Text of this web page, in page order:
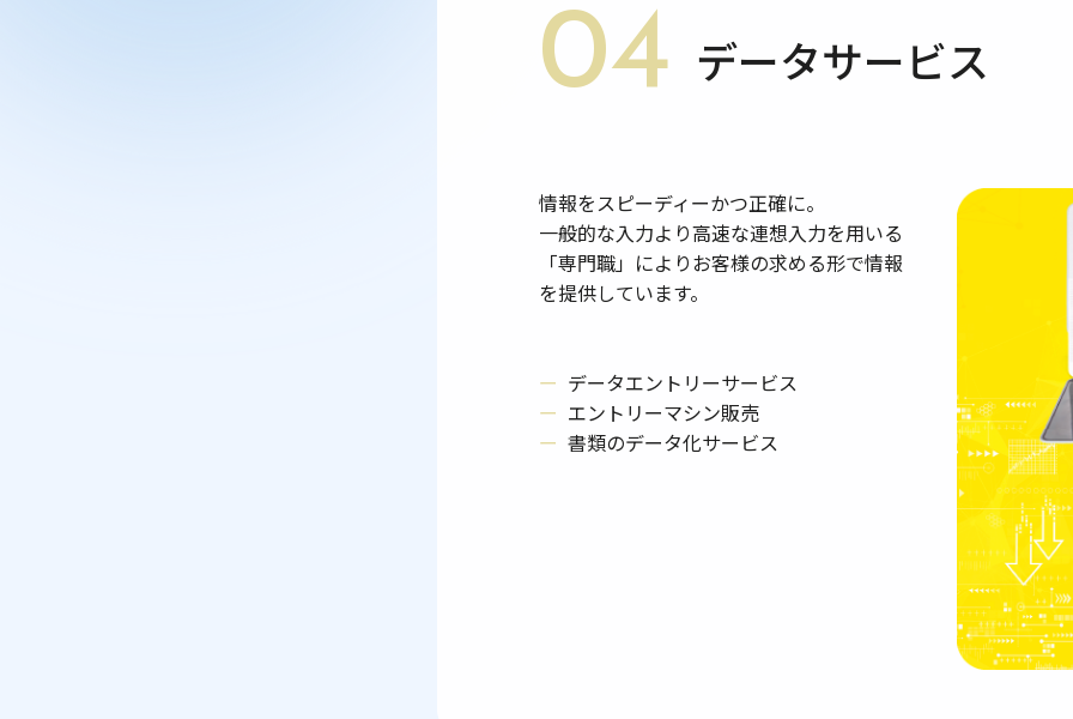
04 データサービス
情報をスピーディーかつ正確に。
一般的な入力より高速な連想入力を用いる
「専門職」によりお客様の求める形で情報
を提供しています。
データエントリーサービス
エントリーマシン販売
書類のデータ化サービス